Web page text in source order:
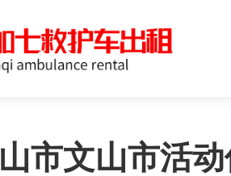
市文山市活